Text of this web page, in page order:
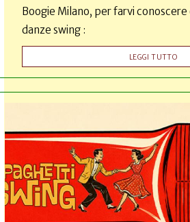
Boogie Milano, per farvi
danze swing :
LEGGI TUTTO